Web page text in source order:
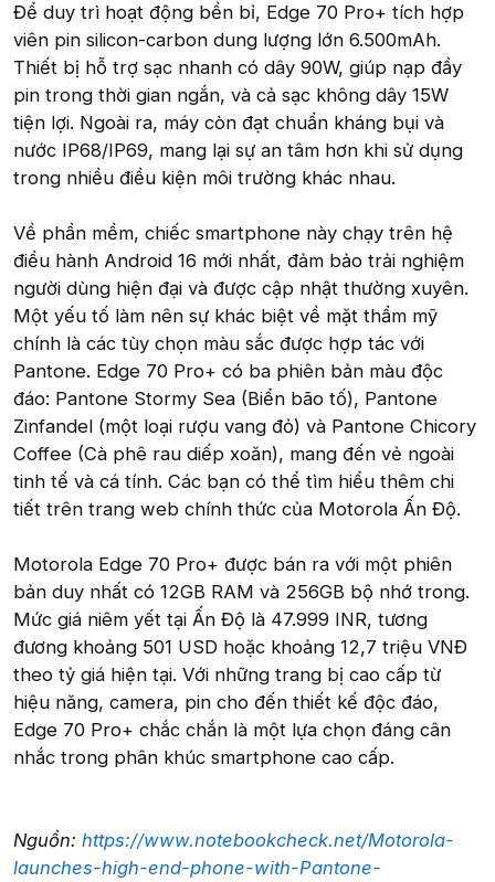
Để duy trì hoạt động bền bỉ, Edge 70 Pro+ tích hợp
viên pin silicon-carbon dung lượng lớn 6.500mAh.
Thiết bị hỗ trợ sạc nhanh có dây 90W, giúp nạp đầy
pin trong thời gian ngắn, và cả sạc không dây 15W
tiện lợi. Ngoài ra, máy còn đạt chuẩn kháng bụi và
nước IP68/IP69, mang lại sự an tâm hơn khi sử dụng
trong nhiều điều kiện môi trường khác nhau.
Về phần mềm, chiếc smartphone này chạy trên hệ
điều hành Android 16 mới nhất, đảm bảo trải nghiệm
người dùng hiện đại và được cập nhật thường xuyên.
Một yếu tố làm nên sự khác biệt về mặt thẩm mỹ
chính là các tùy chọn màu sắc được hợp tác với
Pantone. Edge 70 Pro+ có ba phiên bản màu độc
đáo: Pantone Stormy Sea (Biển bão tố), Pantone
Zinfandel (một loại rượu vang đỏ) và Pantone Chicory
Coffee (Cà phê rau diếp xoăn), mang đến vẻ ngoài
tinh tế và cá tính. Các bạn có thể tìm hiểu thêm chi
tiết trên trang web chính thức của Motorola Ấn Độ.
Motorola Edge 70 Pro+ được bán ra với một phiên
bản duy nhất có 12GB RAM và 256GB bộ nhớ trong.
Mức giá niêm yết tại Ấn Độ là 47.999 INR, tương
đương khoảng 501 USD hoặc khoảng 12,7 triệu VNĐ
theo tỷ giá hiện tại. Với những trang bị cao cấp từ
hiệu năng, camera, pin cho đến thiết kế độc đáo,
Edge 70 Pro+ chắc chắn là một lựa chọn đáng cân
nhắc trong phân khúc smartphone cao cấp.
Nguồn: https://www.notebookcheck.net/Motorola-
launches-high-end-phone-with-Pantone-